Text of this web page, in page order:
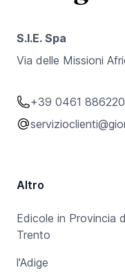
S.I.E. Spa
Via delle Missioni
+39 0461 886220
Altro
Edicole in Provincia
Trento
l'Adige